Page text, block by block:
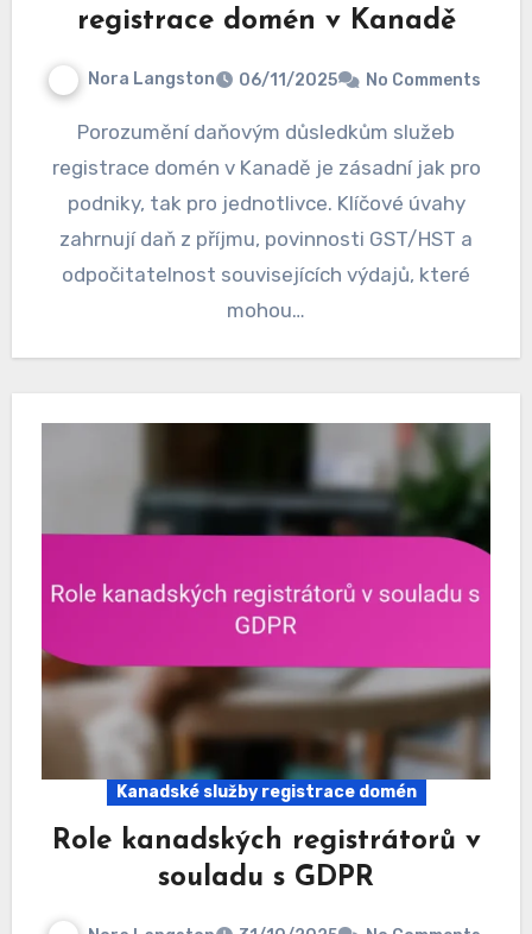
registrace domén v Kanadě
Nora Langston 06/11/2025 No Comments
Porozumění daňovým důsledkům služeb
registrace domén v Kanadě je zásadní jak pro
podniky, tak pro jednotlivce. Klíčové úvahy
zahrnují daň z příjmu, povinnosti GST/HST a
odpočitatelnost souvisejících výdajů, které
mohou…
Kanadské služby registrace domén
Role kanadských registrátorů v
souladu s GDPR